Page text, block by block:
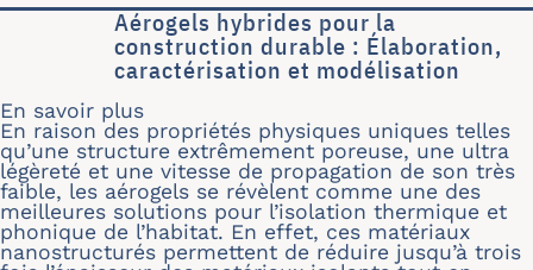
Aérogels hybrides pour la
construction durable : Élaboration,
caractérisation et modélisation
En savoir plus
En raison des propriétés physiques uniques telles
qu’une structure extrêmement poreuse, une ultra
légèreté et une vitesse de propagation de son très
faible, les aérogels se révèlent comme une des
meilleures solutions pour l’isolation thermique et
phonique de l’habitat. En effet, ces matériaux
nanostructurés permettent de réduire jusqu’à trois